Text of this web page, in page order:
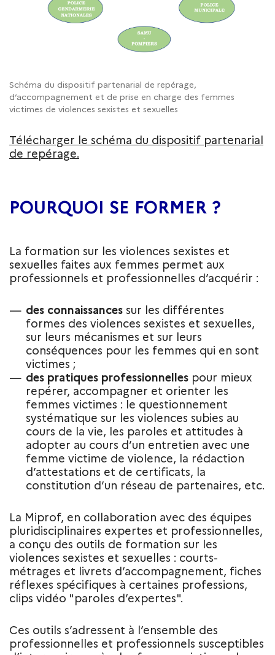
Schéma du dispositif partenarial de repérage,
d’accompagnement et de prise en charge des femmes
victimes de violences sexistes et sexuelles
Télécharger le schéma du dispositif partenarial
de repérage.
POURQUOI SE FORMER ?
La formation sur les violences sexistes et
sexuelles faites aux femmes permet aux
professionnels et professionnelles d’acquérir :
des connaissances sur les différentes
formes des violences sexistes et sexuelles,
sur leurs mécanismes et sur leurs
conséquences pour les femmes qui en sont
victimes ;
des pratiques professionnelles pour mieux
repérer, accompagner et orienter les
femmes victimes : le questionnement
systématique sur les violences subies au
cours de la vie, les paroles et attitudes à
adopter au cours d’un entretien avec une
femme victime de violence, la rédaction
d’attestations et de certificats, la
constitution d’un réseau de partenaires, etc.
La Miprof, en collaboration avec des équipes
pluridisciplinaires expertes et professionnelles,
a conçu des outils de formation sur les
violences sexistes et sexuelles : courts-
métrages et livrets d’accompagnement, fiches
réflexes spécifiques à certaines professions,
clips vidéo "paroles d’expertes".
Ces outils s’adressent à l’ensemble des
professionnelles et professionnels susceptibles